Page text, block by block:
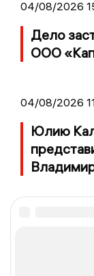
04/08/2026
Дело
ООО
04/08/2026
Юлию